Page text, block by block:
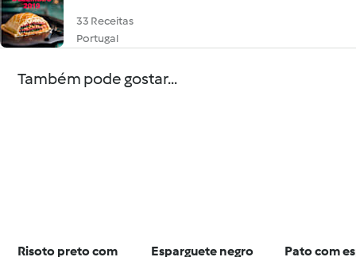
33 Receitas
Portugal
Também pode gostar...
Risoto preto com Esparguete negro Pato com